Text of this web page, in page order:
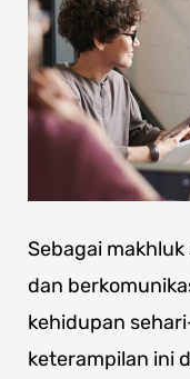
Sebagai
dan
kehidupan
keterampilan ini